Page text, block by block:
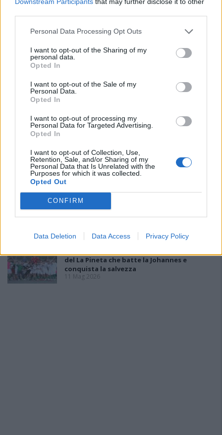
Personal Data Processing Opt Outs
I want to opt-out of the Sharing of my
personal data.
Opted In
I want to opt-out of the Sale of my
Personal Data.
Opted In
I want to opt-out of processing my
Personal Data for Targeted Advertising.
Opted In
I want to opt-out of Collection, Use,
Retention, Sale, and/or Sharing of my
Personal Data that Is Unrelated with the
Purposes for which it was collected.
Opted Out
CONFIRM
Data Deletion Data Access Privacy Policy
1 Giu 2026
Il La Salle cerca l'impresa, Casu: «Golfo Aranci
fuori categoria ma lo affronteremo col
Per il Golfo Aranci l'ultima fatica, Bagatti:
28 Mag 2026
spietato contro la Monreale: decide Pandori;
il Golfo Aranci cala il poker ai danni
dell'Ottava e ora si prepara per il match
decisivo
25 Mag 2026
Seconda Categoria, Play-off: tutto liscio
come l'olio per il La Salle che stende la
del La Pineta che batte la Johannes e
conquista la salvezza
11 Mag 2026